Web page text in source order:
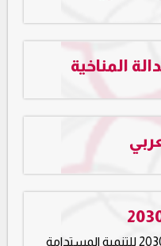
المناخية